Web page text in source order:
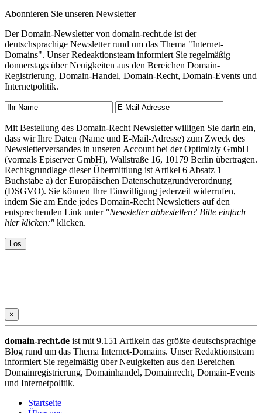
Abonnieren Sie unseren Newsletter
Der Domain-Newsletter von domain-recht.de ist der
deutschsprachige Newsletter rund um das Thema "Internet-
Domains". Unser Redeaktionsteam informiert Sie regelmäßig
donnerstags über Neuigkeiten aus den Bereichen Domain-
Registrierung, Domain-Handel, Domain-Recht, Domain-Events und
Internetpolitik.
Mit Bestellung des Domain-Recht Newsletter willigen Sie darin ein,
dass wir Ihre Daten (Name und E-Mail-Adresse) zum Zweck des
Newsletterversandes in unseren Account bei der Optimizly GmbH
(vormals Episerver GmbH), Wallstraße 16, 10179 Berlin übertragen.
Rechtsgrundlage dieser Übermittlung ist Artikel 6 Absatz 1
Buchstabe a) der Europäischen Datenschutzgrundverordnung
(DSGVO). Sie können Ihre Einwilligung jederzeit widerrufen,
indem Sie am Ende jedes Domain-Recht Newsletters auf den
entsprechenden Link unter "Newsletter abbestellen? Bitte einfach
hier klicken:" klicken.
×
domain-recht.de ist mit 9.151 Artikeln das größte deutschsprachige
Blog rund um das Thema Internet-Domains. Unser Redaktionsteam
informiert Sie regelmäßig über Neuigkeiten aus den Bereichen
Domainregistrierung, Domainhandel, Domainrecht, Domain-Events
und Internetpolitik.
Startseite